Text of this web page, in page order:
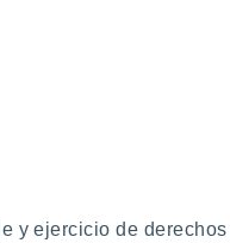
de relaciones y
de datos
y ejercicio de